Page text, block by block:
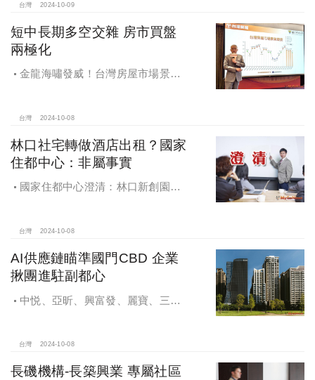
台灣 2024-10-09
短中長期多空交雜 房市買盤
兩極化
金龍海嘯發威！台灣房屋市場景氣
望全壘打
台灣 2024-10-08
林口社宅轉做酒店出租？國家
住都中心：非屬事實
國家住都中心澄清：林口新創園秉
台灣 2024-10-08
AI供應鏈瞄準國門CBD 企業
揪團進駐副都心
中悦、亞昕、興富發、麗寶、三發
未來還陸續有超過7萬坪辦公樓面積新
供給。
台灣 2024-10-08
長磯機構-長築興業 專屬社區